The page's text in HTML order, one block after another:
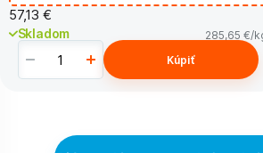
57,13 €
Skladom 285,65 €/
Kúpiť